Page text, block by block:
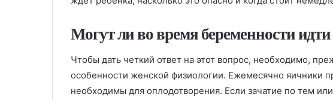
Могут ли во время беременности
Чтобы дать четкий ответ на этот вопрос, необходимо,
особенности женской физиологии. Ежемесячно яичники
необходимы для оплодотворения. Если зачатие по тем